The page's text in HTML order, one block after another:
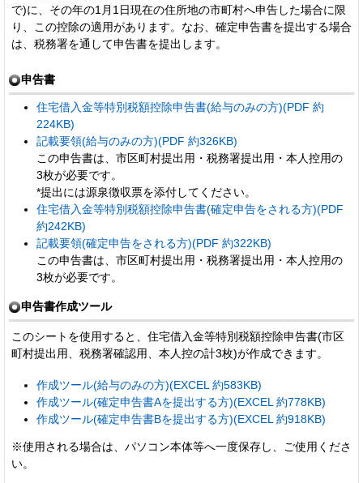
で)に、その年の1月1日現在の住所地の市町村へ申告した場合に限
り、この控除の適用があります。なお、確定申告書を提出する場合
は、税務署を通して申告書を提出します。
申告書
住宅借入金等特別税額控除申告書(給与のみの方)(PDF 約
224KB)
記載要領(給与のみの方)(PDF 約326KB)
この申告書は、市区町村提出用・税務署提出用・本人控用の
3枚が必要です。
*提出には源泉徴収票を添付してください。
住宅借入金等特別税額控除申告書(確定申告をされる方)(PDF
約242KB)
記載要領(確定申告をされる方)(PDF 約322KB)
この申告書は、市区町村提出用・税務署提出用・本人控用の
3枚が必要です。
申告書作成ツール
このシートを使用すると、住宅借入金等特別税額控除申告書(市区
町村提出用、税務署確認用、本人控の計3枚)が作成できます。
作成ツール(給与のみの方)(EXCEL 約583KB)
作成ツール(確定申告書Aを提出する方)(EXCEL 約778KB)
作成ツール(確定申告書Bを提出する方)(EXCEL 約918KB)
※使用される場合は、パソコン本体等へ一度保存し、ご使用くださ
い。